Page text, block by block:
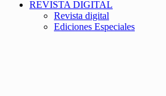
REVISTA DIGITAL
Revista digital
Ediciones Especiales